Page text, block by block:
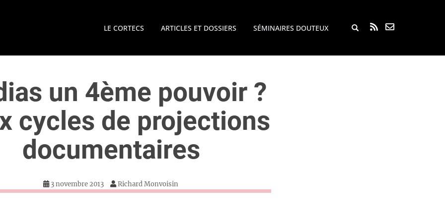
LE CORTECS ARTICLES ET DOSSIERS SÉMINAIRES DOUTEUX Rechercher...
un 4ème pouvoir ?
cycles de projections
documentaires
3 novembre 2013 Richard Monvoisin